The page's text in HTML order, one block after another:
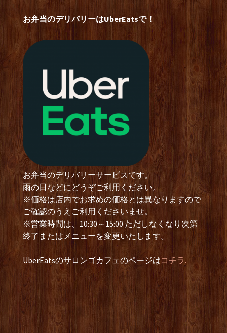
お弁当のデリバリーはUberEatsで！
お弁当のデリバリーサービスです。
雨の日などにどうぞご利用ください。
※価格は店内でお求めの価格とは異なりますので
ご確認のうえご利用くださいませ。
※営業時間は、10:30～15:00 ただしなくなり次第
終了またはメニューを変更いたします。
UberEatsのサロンゴカフェのページはコチラ.